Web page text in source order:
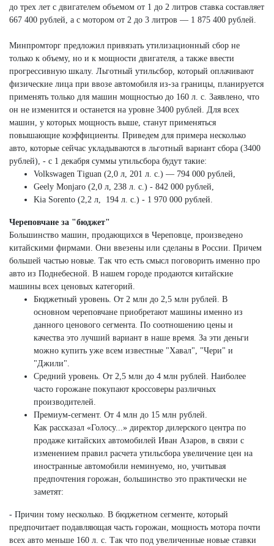
до трех лет с двигателем объемом от 1 до 2 литров ставка составляет
667 400 рублей, а с мотором от 2 до 3 литров — 1 875 400 рублей.
Минпромторг предложил привязать утилизационный сбор не
только к объему, но и к мощности двигателя, а также ввести
прогрессивную шкалу. Льготный утильсбор, который оплачивают
физические лица при ввозе автомобиля из-за границы, планируется
применять только для машин мощностью до 160 л. с. Заявлено, что
он не изменится и останется на уровне 3400 рублей. Для всех
машин, у которых мощность выше, станут применяться
повышающие коэффициенты. Приведем для примера несколько
авто, которые сейчас укладываются в льготный вариант сбора (3400
рублей), - с 1 декабря суммы утильсбора будут такие:
Volkswagen Tiguan (2,0 л, 201 л. с.) — 794 000 рублей,
Geely Monjaro (2,0 л, 238 л. с.) - 842 000 рублей,
Kia Sorento (2,2 л, 194 л. с.) - 1 970 000 рублей.
Череповчане за "бюджет"
Большинство машин, продающихся в Череповце, произведено
китайскими фирмами. Они ввезены или сделаны в России. Причем
большей частью новые. Так что есть смысл поговорить именно про
авто из Поднебесной. В нашем городе продаются китайские
машины всех ценовых категорий.
Бюджетный уровень. От 2 млн до 2,5 млн рублей. В
основном череповчане приобретают машины именно из
данного ценового сегмента. По соотношению цены и
качества это лучший вариант в наше время. За эти деньги
можно купить уже всем известные "Хавал", "Чери" и
"Джили".
Средний уровень. От 2,5 млн до 4 млн рублей. Наиболее
часто горожане покупают кроссоверы различных
производителей.
Премиум-сегмент. От 4 млн до 15 млн рублей.
Как рассказал «Голосу...» директор дилерского центра по
продаже китайских автомобилей Иван Азаров, в связи с
изменением правил расчета утильсбора увеличение цен на
иностранные автомобили неминуемо, но, учитывая
предпочтения горожан, большинство это практически не
заметят:
- Причин тому несколько. В бюджетном сегменте, который
предпочитает подавляющая часть горожан, мощность мотора почти
всех авто меньше 160 л. с. Так что под увеличенные новые ставки